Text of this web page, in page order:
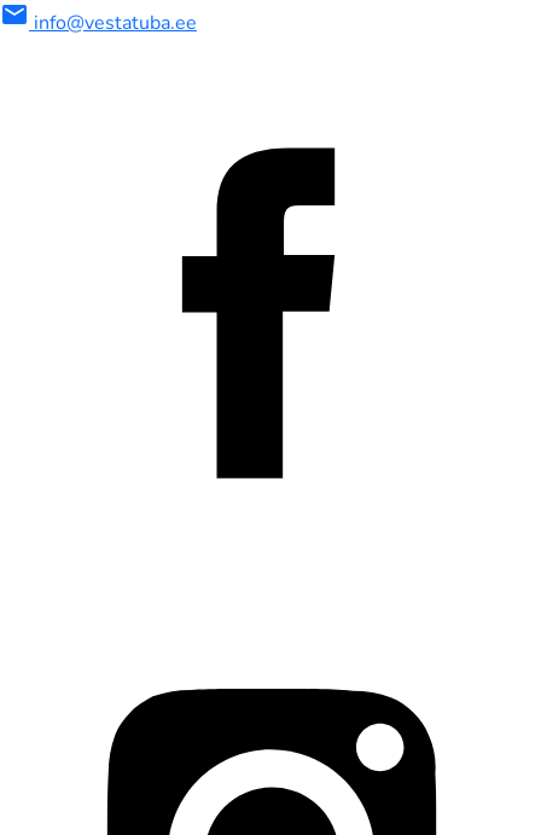
mail info@vestatuba.ee